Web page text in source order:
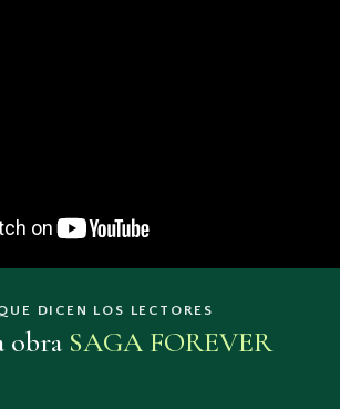
DICEN LOS LECTORES
obra SAGA FOREVER